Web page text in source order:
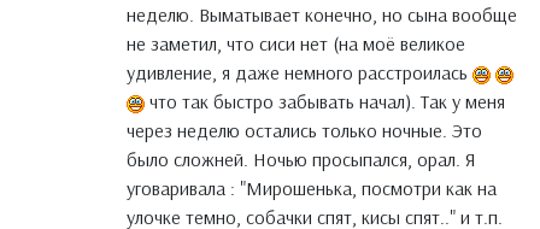
неделю. Выматывает конечно, но сына вообще
не заметил, что сиси нет (на моё великое
удивление, я даже немного расстроилась
что так быстро забывать начал). Так у меня
через неделю остались только ночные. Это
было сложней. Ночью просыпался, орал. Я
уговаривала : "Мирошенька, посмотри как на
улочке темно, собачки спят, кисы спят.." и т.п.